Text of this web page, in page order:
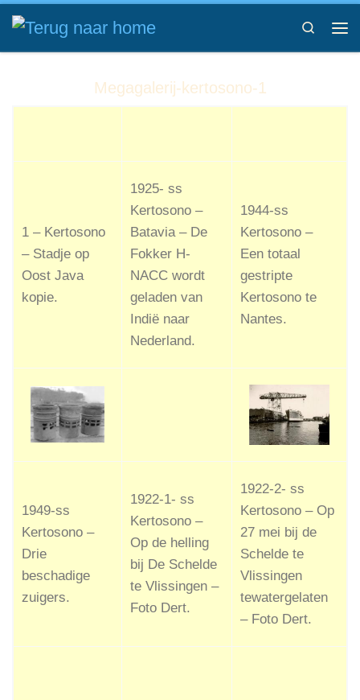
Ga naar inhoud
Search
Megagalerij-kertosono-1
1 – Kertosono
– Stadje op
Oost Java
kopie.
1925- ss
Kertosono –
Batavia – De
Fokker H-
NACC wordt
geladen van
Indië naar
Nederland.
1944-ss
Kertosono –
Een totaal
gestripte
Kertosono te
Nantes.
1949-ss
Kertosono –
Drie
beschadige
zuigers.
1922-1- ss
Kertosono –
Op de helling
bij De Schelde
te Vlissingen –
Foto Dert.
1922-2- ss
Kertosono – Op
27 mei bij de
Schelde te
Vlissingen
tewatergelaten
– Foto Dert.